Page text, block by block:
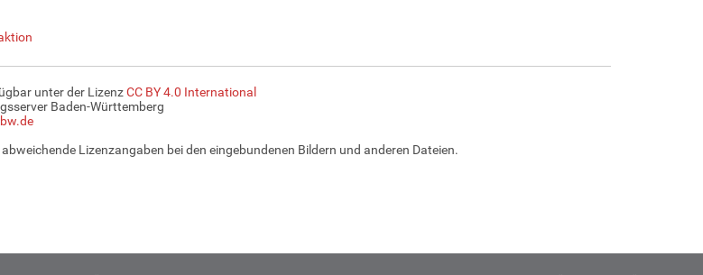
unter der LizenzCC BY 4.0 International
Baden-Württemberg
Lizenzangaben bei den eingebundenen Bildern und anderen Dateien.